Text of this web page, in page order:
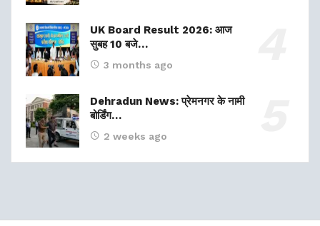
UK Board Result 2026: आज
सुबह 10 बजे…
3 months ago
Dehradun News: प्रेमनगर के नामी
बोर्डिंग…
2 weeks ago